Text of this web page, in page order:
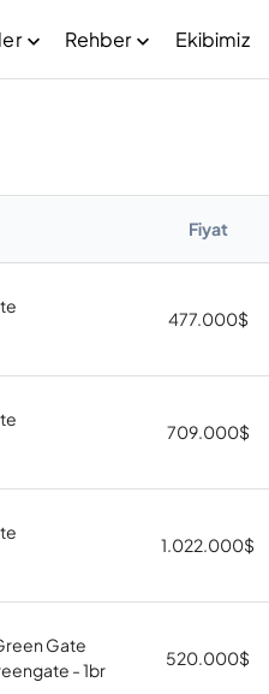
Rehber Ekibimiz
Fiyat
477.000$
709.000$
1.022.000$
Gate
- 1br
520.000$